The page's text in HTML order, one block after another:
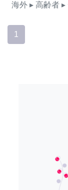
海外 ▸ 高齢者 ▸
1